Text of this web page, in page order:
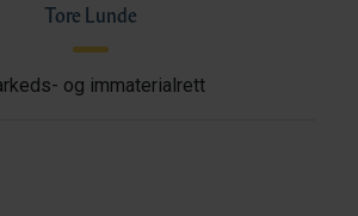
Tore Lunde
og immaterialrett